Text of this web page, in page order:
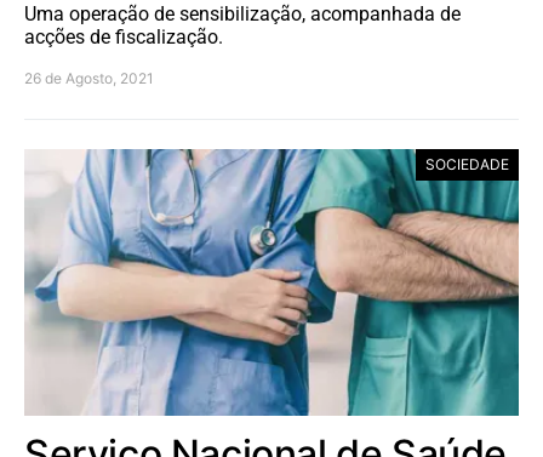
Uma operação de sensibilização, acompanhada de
acções de fiscalização.
26 de Agosto, 2021
SOCIEDADE